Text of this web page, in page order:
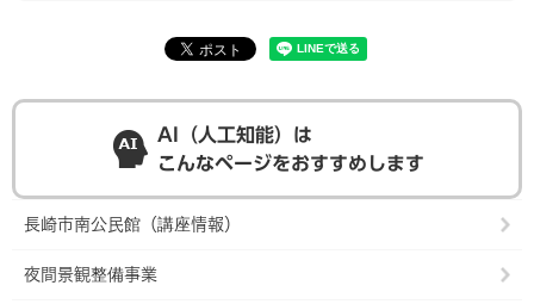
AI（人工知能）は
こんなページをおすすめします
長崎市南公民館（講座情報）
夜間景観整備事業